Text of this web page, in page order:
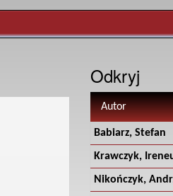
Odkryj
Autor
Babiarz, Stefan
Krawczyk,
Nikończyk,